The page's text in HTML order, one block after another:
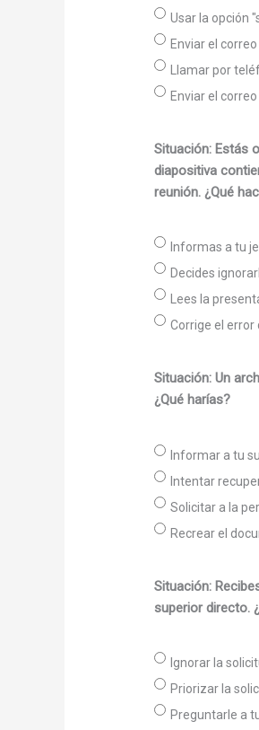
Usar la opción
Enviar el
Llamar por
Enviar el
Situación: Estás
diapositiva
reunión. ¿Qué
Informas a tu
Decides
Lees la
Corrige el error
Situación: Un
¿Qué harías?
Informar a tu
Intentar
Solicitar a la
Recrear el
Situación:
superior directo.
Ignorar la
Priorizar la
Preguntarle a